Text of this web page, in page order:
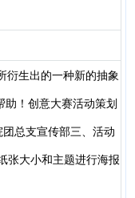
衍生出的一种新的抽象
！创意大赛活动策划
总支宣传部三、活动
张大小和主题进行海报